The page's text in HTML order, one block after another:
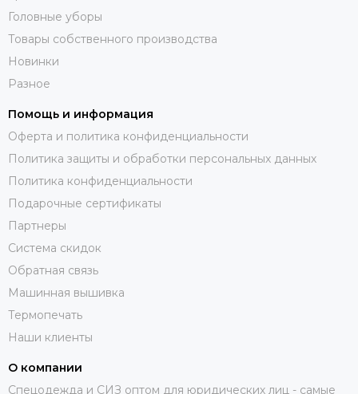
Головные уборы
Товары собственного производства
Новинки
Разное
Помощь и информация
Оферта и политика конфиденциальности
Политика защиты и обработки персональных данных
Политика конфиденциальности
Подарочные сертификаты
Партнеры
Система скидок
Обратная связь
Машинная вышивка
Термопечать
Наши клиенты
О компании
Спецодежда и СИЗ оптом для юридических лиц - самые